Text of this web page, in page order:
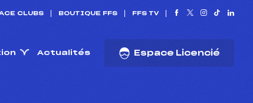
CLUBS BOUTIQUE FFS FFS TV
Actualités Espace Licencié